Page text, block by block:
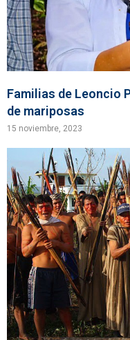
Familias de Leoncio
de mariposas
15 noviembre, 2023